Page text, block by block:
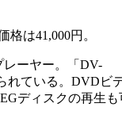
は41,000円。
ーヤー。「DV-
れている。DVDビ
ディスクの再生も